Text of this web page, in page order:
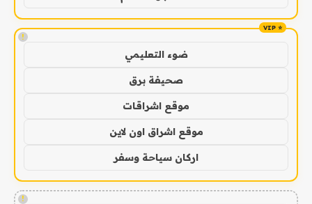
!
ضوء التعليمي
صحيفة برق
موقع اشراقات
موقع اشراق اون لاين
اركان سياحة وسفر
!